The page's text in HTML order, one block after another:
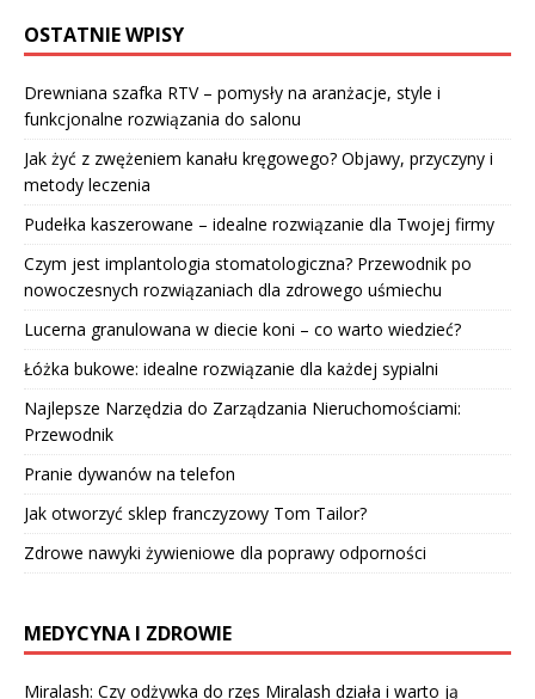
OSTATNIE WPISY
Drewniana szafka RTV – pomysły na aranżacje, style i
funkcjonalne rozwiązania do salonu
Jak żyć z zwężeniem kanału kręgowego? Objawy, przyczyny i
metody leczenia
Pudełka kaszerowane – idealne rozwiązanie dla Twojej firmy
Czym jest implantologia stomatologiczna? Przewodnik po
nowoczesnych rozwiązaniach dla zdrowego uśmiechu
Lucerna granulowana w diecie koni – co warto wiedzieć?
Łóżka bukowe: idealne rozwiązanie dla każdej sypialni
Najlepsze Narzędzia do Zarządzania Nieruchomościami:
Przewodnik
Pranie dywanów na telefon
Jak otworzyć sklep franczyzowy Tom Tailor?
Zdrowe nawyki żywieniowe dla poprawy odporności
MEDYCYNA I ZDROWIE
Miralash: Czy odżywka do rzęs Miralash działa i warto ją